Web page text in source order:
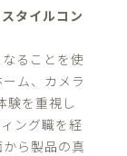
タイルコン
ることを使
ム、カメラ
験を重視し
ング職を経
ら製品の真